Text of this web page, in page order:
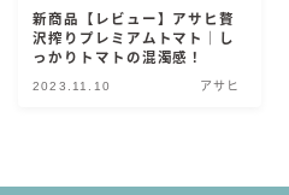
氷結
氷結 無糖
氷結 ストロング
麹レモンサワー
新商品【レビュー】アサヒ贅
沢搾りプレミアムトマト｜し
っかりトマトの混濁感！
2023.11.10 アサヒ